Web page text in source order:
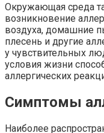
Окружающая среда
возникновение
воздуха, домашние
плесень и другие
у чувствительных
условия жизни
аллергических
Симптомы
Наиболее